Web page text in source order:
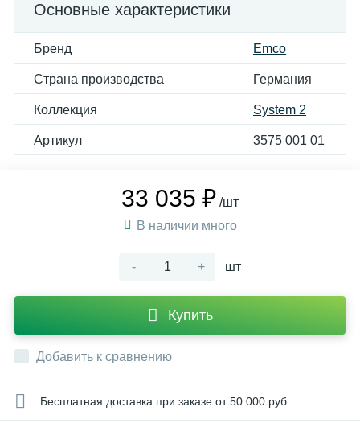
Основные характеристики
Бренд Emco
Страна производства Германия
Коллекция System 2
Артикул 3575 001 01
33 035 ₽ /шт
В наличии много
- + шт
Купить
Добавить к сравнению
Бесплатная доставка при заказе от 50 000 руб.